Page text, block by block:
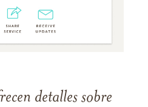
detalles sobre